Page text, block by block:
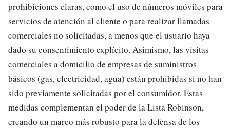
prohibiciones claras, como el uso de números móviles para
servicios de atención al cliente o para realizar llamadas
comerciales no solicitadas, a menos que el usuario haya
dado su consentimiento explícito. Asimismo, las visitas
comerciales a domicilio de empresas de suministros
básicos (gas, electricidad, agua) están prohibidas si no han
sido previamente solicitadas por el consumidor. Estas
medidas complementan el poder de la Lista Robinson,
creando un marco más robusto para la defensa de los